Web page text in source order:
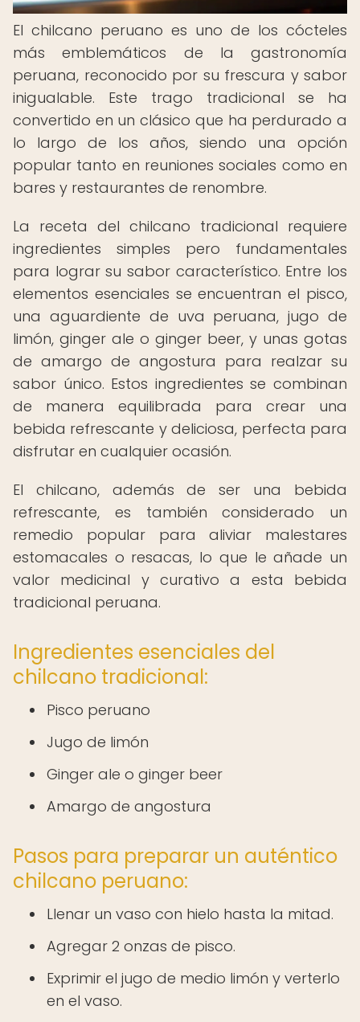
El chilcano peruano es uno de los cócteles
más emblemáticos de la gastronomía
peruana, reconocido por su frescura y sabor
inigualable. Este trago tradicional se ha
convertido en un clásico que ha perdurado a
lo largo de los años, siendo una opción
popular tanto en reuniones sociales como en
bares y restaurantes de renombre.
La receta del chilcano tradicional requiere
ingredientes simples pero fundamentales
para lograr su sabor característico. Entre los
elementos esenciales se encuentran el pisco,
una aguardiente de uva peruana, jugo de
limón, ginger ale o ginger beer, y unas gotas
de amargo de angostura para realzar su
sabor único. Estos ingredientes se combinan
de manera equilibrada para crear una
bebida refrescante y deliciosa, perfecta para
disfrutar en cualquier ocasión.
El chilcano, además de ser una bebida
refrescante, es también considerado un
remedio popular para aliviar malestares
estomacales o resacas, lo que le añade un
valor medicinal y curativo a esta bebida
tradicional peruana.
Ingredientes esenciales del
chilcano tradicional:
Pisco peruano
Jugo de limón
Ginger ale o ginger beer
Amargo de angostura
Pasos para preparar un auténtico
chilcano peruano:
Llenar un vaso con hielo hasta la mitad.
Agregar 2 onzas de pisco.
Exprimir el jugo de medio limón y verterlo
en el vaso.